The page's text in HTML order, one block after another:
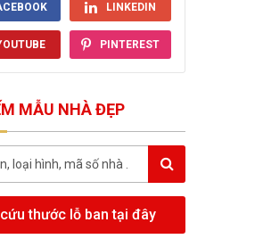
LINKEDIN
PINTEREST
MẪU NHÀ ĐẸP
thước lỗ ban tại đây